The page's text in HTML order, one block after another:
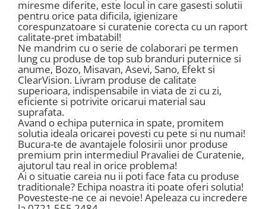
Absorbanti de Umiditate & Rezerve
Bioactivatori & Tratamente Fose
Septice
Manusi Protectie
Solutii curatare mobila
Vopsea Par
Ingrijire Par
Ingrijire corp
Ingrijire maini
Ingrijire picioare
Ingrijire Urechi
Îngrijire Ten
Curatare Intretinere Incaltaminte
Farmaceutice
Gel de Dus
Igiena Orala
Make-up
miresme diferite, este locul in care gasesti solutii
pentru orice pata dificila, igienizare
corespunzatoare si curatenie corecta cu un raport
calitate-pret imbatabil!
Ne mandrim cu o serie de colaborari pe termen
lung cu produse de top sub branduri puternice si
anume, Bozo, Misavan, Asevi, Sano, Efekt si
ClearVision. Livram produse de calitate
superioara, indispensabile in viata de zi cu zi,
eficiente si potrivite oricarui material sau
suprafata.
Avand o echipa puternica in spate, promitem
solutia ideala oricarei povesti cu pete si nu numai!
Bucura-te de avantajele folosirii unor produse
premium prin intermediul Pravaliei de Curatenie,
ajutorul tau real in orice problema!
Ai o situatie careia nu ii poti face fata cu produse
traditionale? Echipa noastra iti poate oferi solutia!
Povesteste-ne ce ai nevoie! Apeleaza cu incredere